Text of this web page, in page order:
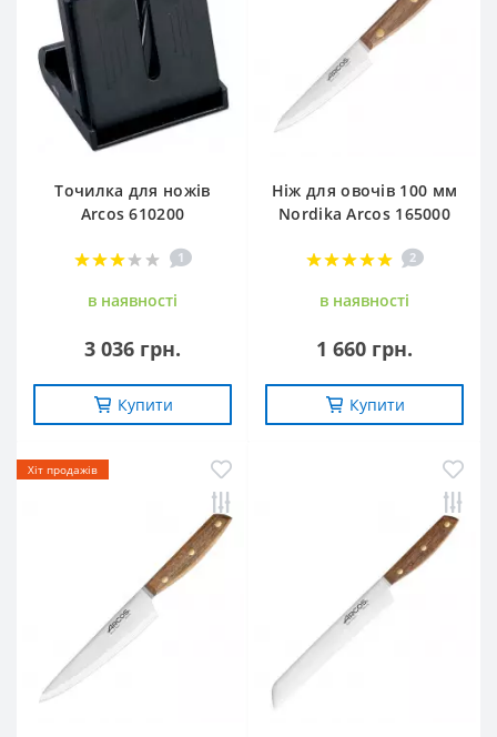
Точилка для ножів
Arcos 610200
1
в наявностi
3 036 грн.
Купити
Ніж для овочів 100 мм
Nordika Arcos 165000
2
в наявностi
1 660 грн.
Купити
Хіт продажів